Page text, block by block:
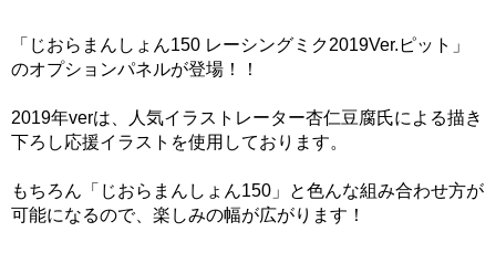
「じおらまんしょん150 レーシングミク2019Ver.ピット」
のオプションパネルが登場！！
2019年verは、人気イラストレーター杏仁豆腐氏による描き
下ろし応援イラストを使用しております。
もちろん「じおらまんしょん150」と色んな組み合わせ方が
可能になるので、楽しみの幅が広がります！